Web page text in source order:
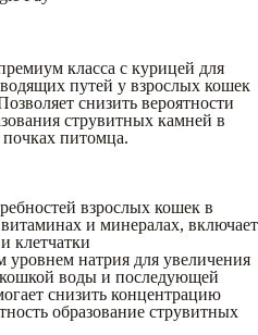
класса с курицей для
путей у взрослых кошек
снизить вероятности
струвитных камней в
питомца.
взрослых кошек в
и минералах, включает
клетчатки
натрия для увеличения
воды и последующей
снизить концентрацию
образование струвитных